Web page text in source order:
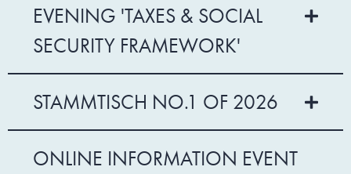
EVENING 'TAXES & SOCIAL
SECURITY FRAMEWORK'
STAMMTISCH NO.1 OF 2026
ONLINE INFORMATION EVENT